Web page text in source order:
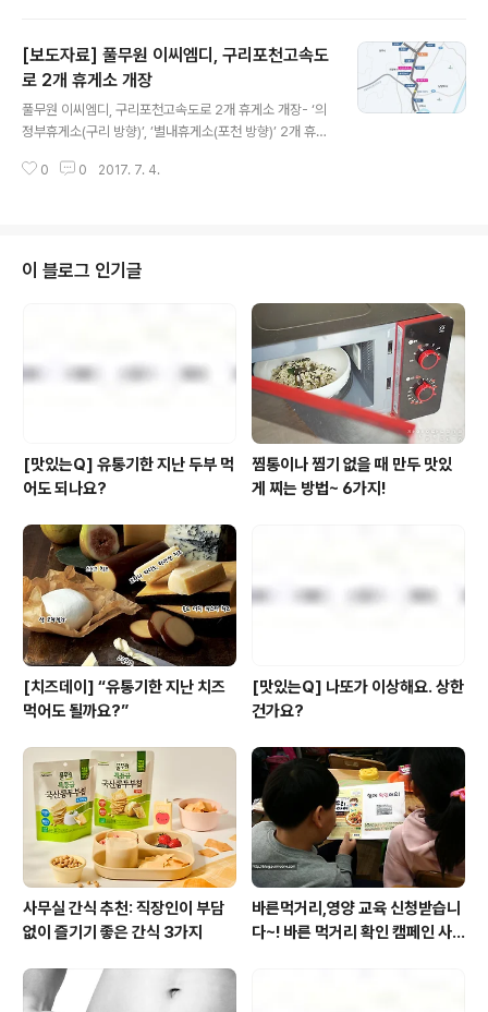
이하 올가)가 경북 김천시 율곡동에 ‘바이올가 김천혁신도
시점’을 오픈했다고 4일 밝혔다. ‘바이올가(by ORGA)’는
올가의 친환경 식품 유통 경영 노하우를 그대로 전수한 가
맹 브랜드로 친환경 채소, 과일, 양곡을 비롯해 올가 PB(Pr
ivate Brand) 유기 가공식품, 로하스 생활용품 등을 선보
이고 있다. ‘바이올가 김천혁신도시점’은 경북..
[보도자료] 풀무원 이씨엠디, 구리포천고속도
로 2개 휴게소 개장
풀무원 이씨엠디, 구리포천고속도로 2개 휴게소 개장- ‘의
정부휴게소(구리 방향)’, ’별내휴게소(포천 방향)’ 2개 휴게
한 경품 증정 이벤트- 서울 인기 맛집, 화장실 내 파우더룸·
속도로 개통에 맞춰 휴게소 2개를 개장했다. 이씨엠디는
경기도 고산동 일원에 위치한 ‘의정부휴게소(구리 방향)’와
남양주시 별내면 광전리 일원에 위치한 ‘별내휴게소(포천
방향)’를 개장해 운영한다고 4일 밝혔다. 구리포천고속도
로는 경기도 동북부 다섯 개(구리, 의정부, 남양주, 포천, 양
주) 지역을 잇는 첫 ..
0 0 2017. 7. 4.
이 블로그 인기글
[맛있는Q] 유통기한 지난 두부 먹
어도 되나요?
찜통이나 찜기 없을 때 만두 맛있
게 찌는 방법~ 6가지!
[치즈데이] “유통기한 지난 치즈
먹어도 될까요?”
[맛있는Q] 나또가 이상해요. 상한
건가요?
사무실 간식 추천: 직장인이 부담
없이 즐기기 좋은 간식 3가지
바른먹거리,영양 교육 신청받습니
다~! 바른 먹거리 확인 캠페인 사